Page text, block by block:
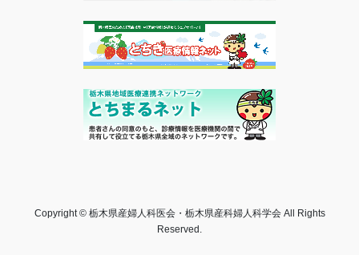
Copyright © 栃木県産婦人科医会・栃木県産科婦人科学会 All Rights
Reserved.